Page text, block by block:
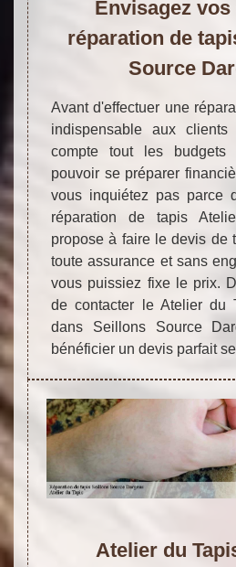
Envisagez
réparation de
Source
Avant d'effectuer une
indispensable aux
compte tout les budgets
pouvoir se préparer
vous inquiétez pas parce
réparation de tapis
propose à faire le devis de
toute assurance et sans
vous puissiez fixe le prix.
de contacter le Atelier du
dans Seillons Source
bénéficier un devis parfait
Atelier du